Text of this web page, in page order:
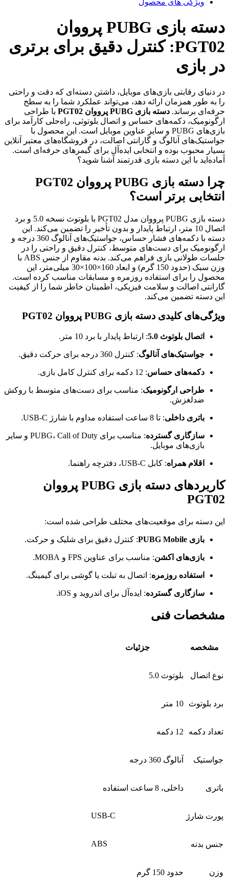
دسته بازی PUBG پرووان
PGT02: کنترل دقیق برای برتری
در بازی
در دنیای رقابتی بازی‌های موبایل، داشتن دسته‌ای که دقت و راحتی
را به طور همزمان ارائه دهد، می‌تواند عملکرد شما را به سطح
حرفه‌ای برساند. دسته بازی PUBG پرووان PGT02
با طراحی
ارگونومیک، دکمه‌های حساس و اتصال بلوتوثی، راه‌حلی کارآمد برای
بازی‌های PUBG و سایر عناوین موبایل است. این محصول با
جواستیک‌های آنالوگ و گارانتی اصالت، در فروشگاه‌های معتبر آنلاین
بسیار محبوب بوده و انتخابی ایده‌آل برای گیمرهای حرفه‌ای است.
آماده‌اید با این دسته بازی قدرتمند آشنا شوید؟
چرا دسته بازی PUBG پرووان PGT02
انتخابی برتر است؟
دسته بازی PUBG پرووان مدل PGT02 با بلوتوث نسخه 5.0 و برد
اتصال 10 متر، ارتباط پایدار و بدون تأخیر را تضمین می‌کند. این
دسته با دکمه‌های فشار حساس، جواستیک‌های آنالوگ 360 درجه و
ارگونومیک برای دست‌های متوسط، کنترل دقیق و راحتی را در
جلسات طولانی بازی فراهم می‌کند. بدنه مقاوم از جنس ABS با
وزن سبک (حدود 150 گرم) و ابعاد 160×100×30 میلی‌متر، این
محصول را برای استفاده روزمره و مسابقات مناسب کرده است.
گارانتی اصالت و سلامت فیزیکی، اطمینان خاطر شما را از کیفیت
این دسته تضمین می‌کند.
ویژگی‌های کلیدی دسته بازی PUBG پرووان PGT02
اتصال بلوتوث 5.0 : ارتباط پایدار با برد 10 متر.
جواستیک‌های آنالوگ: کنترل 360 درجه برای حرکت دقیق.
دکمه‌های حساس: 12 دکمه برای کنترل کامل بازی.
طراحی ارگونومیک: مناسب برای دست‌های متوسط با روکش
ضدلغزش.
باتری داخلی: تا 8 ساعت استفاده مداوم با شارژ USB-C.
سازگاری گسترده
: مناسب برای PUBG، Call of Duty و سایر
بازی‌های موبایل.
اقلام همراه: کابل USB-C، دفترچه راهنما.
کاربردهای دسته بازی PUBG پرووان
PGT02
این دسته برای موقعیت‌های مختلف طراحی شده است:
بازی PUBG Mobile : کنترل دقیق برای شلیک و حرکت.
بازی‌های اکشن: مناسب برای عناوین FPS و MOBA.
استفاده روزمره: اتصال به تبلت یا گوشی برای گیمینگ.
سازگاری گسترده: ایده‌آل برای اندروید و iOS.
مشخصات فنی
مشخصه جزئیات
نوع اتصال بلوتوث 5.0
برد بلوتوث 10 متر
تعداد دکمه 12 دکمه
جواستیک آنالوگ 360 درجه
باتری داخلی، 8 ساعت استفاده
پورت شارژ USB-C
جنس بدنه ABS
وزن حدود 150 گرم